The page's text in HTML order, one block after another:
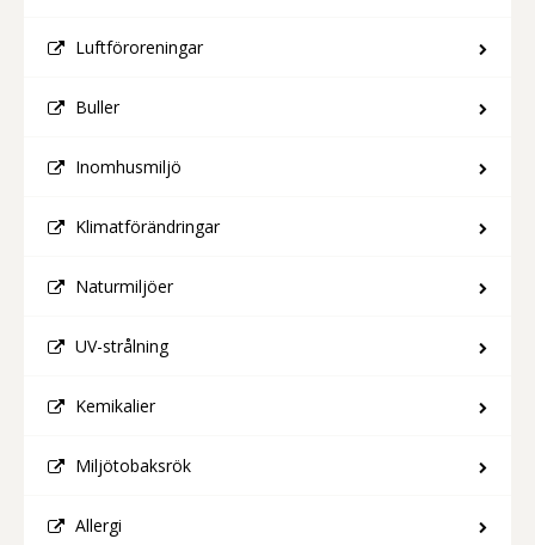
Luftföroreningar
Buller
Inomhusmiljö
Klimatförändringar
Naturmiljöer
UV-strålning
Kemikalier
Miljötobaksrök
Allergi